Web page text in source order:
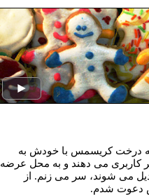
که درخت کریسمس با خودش به
کاربری مى دهند و به محل عرضه
مى شوند، سر مى زنم. از
دعوت شدم.